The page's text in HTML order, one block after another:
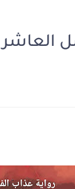
رنا سعيد